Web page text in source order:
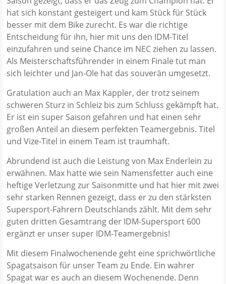
hat sich konstant gesteigert und kam Stück für Stück
besser mit dem Bike zurecht. Es war die richtige
Entscheidung für ihn, hier mit uns den IDM-Titel
einzufahren und seine Chance im NEC ziehen zu lassen.
Als Meisterschaftsführender in einem Finale tut man
sich leichter und Jan-Ole hat das souverän umgesetzt.
Gratulation auch an Max Kappler, der trotz seinem
schweren Sturz in Schleiz bis zum Schluss gekämpft hat.
Er ist ein super Saison gefahren und hat einen sehr
großen Anteil an diesem perfekten Teamergebnis. Titel
und Vize-Titel in einem Team ist traumhaft.
Abrundend ist auch die Leistung von Max Enderlein zu
erwähnen. Max hatte wie sein Namensfetter auch eine
heftige Verletzung zur Saisonmitte und hat hier mit zwei
sehr starken Rennen gezeigt, dass er zu den stärksten
Supersport-Fahrern Deutschlands zählt. Mit dem sehr
guten dritten Gesamtrang der IDM-Supersport 600
ergänzt er unser super IDM-Teamergebnis!
Mit diesem Finalwochenende geht eine sprichwörtliche
Spagatsaison für unser Team zu Ende. Ein wahrer
Spagat war es auch an diesem Wochenende. Denn